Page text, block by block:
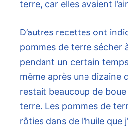
terre, car elles avaient
D’autres recettes ont
pommes de terre sécher
pendant un certain
même après une dizaine
restait beaucoup de
terre. Les pommes de
rôties dans de l’huile que